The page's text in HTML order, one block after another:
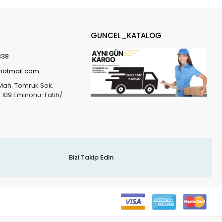
Tomruk Sok.
Eminönü-Fatih/
GUNCEL_KATALOG
Bizi Takip Edin